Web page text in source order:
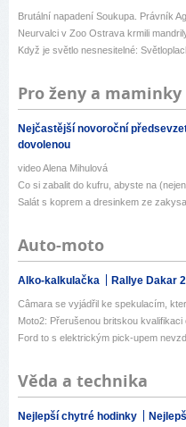
Brutální napadení Soukupa. Právník
Neurvalci v Zoo Ostrava krmili
Když je světlo nesnesitelné:
Pro ženy a maminky
Nejčastější novoroční
dovolenou
video Alena Mihulová
Co si zabalit do kufru, abyste na
Salát s koprem a dresinkem ze
Auto-moto
Alko-kalkulačka Rallye Dakar
Câmara se vyjádřil ke spekulacím,
Moto2: Přerušenou britskou kvalifikaci
Ford to s elektrickým pick-upem
Věda a technika
Nejlepší chytré hodinky